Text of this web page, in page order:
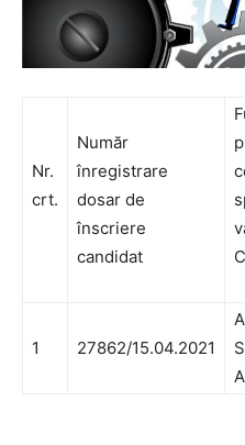
Nr.
crt.
Număr
înregistrare
dosar de
înscriere
candidat
1 27862/15.04.2021